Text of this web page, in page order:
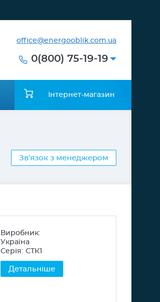
office@energooblik.com.ua
0(800) 75-19-19
Інтернет-магазин
Зв'язок з менеджером
Виробник:
Україна
Серія: СТК1
Детальніше